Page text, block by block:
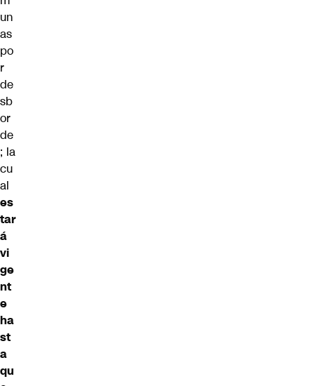
un
as
po
r
de
sb
or
de
; la
cu
al
es
tar
á
vi
ge
nt
e
ha
st
a
qu